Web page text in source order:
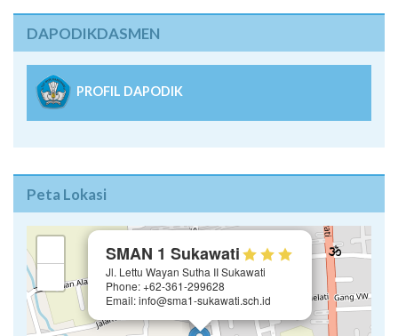
DAPODIKDASMEN
PROFIL DAPODIK
Peta Lokasi
SMAN 1 Sukawati
Jl. Lettu Wayan Sutha II Sukawati
Phone: +62-361-299628
Email: info@sma1-sukawati.sch.id